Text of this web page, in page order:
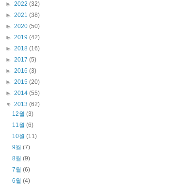
► 2022 (32)
► 2021 (38)
► 2020 (50)
► 2019 (42)
► 2018 (16)
► 2017 (5)
► 2016 (3)
► 2015 (20)
► 2014 (55)
▼ 2013 (62)
12월(3)
11월(6)
10월(11)
9월(7)
8월(9)
7월(6)
6월(4)